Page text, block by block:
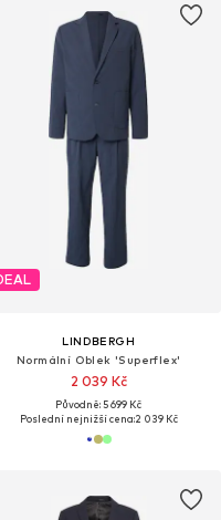
LINDBERGH
Normální Oblek 'Superflex'
2 039 Kč
Původně: 5 699 Kč
Poslední nejnižší cena:2 039 Kč